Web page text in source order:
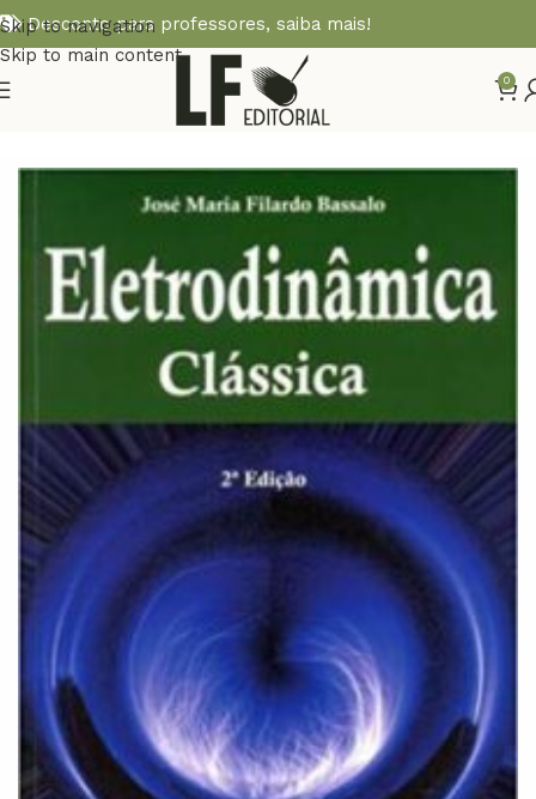
Skip to navigation
Skip to main content
Desconto para professores, saiba mais!
0
Início